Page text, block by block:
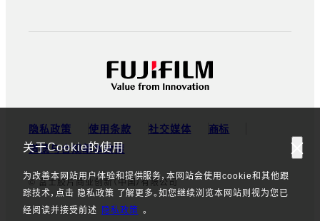
关于Cookie的使用
为改善本网站用户体验和提供服务，本网站会使用cookie和其他跟
踪技术，点击 隐私政策 了解更多。如您继续浏览本网站则视为您已
经阅读并接受前述
隐私政策 。
隐私政策 使用条款 社交媒体
商标
道德与合规基本政策
© 富士胶片商业创新（中国）有限公司